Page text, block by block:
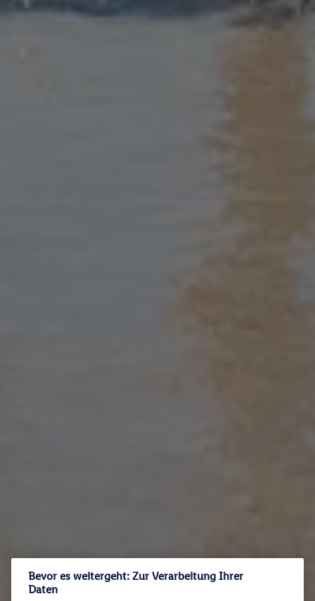
Bevor es weitergeht: Zur Verarbeitung Ihrer
Daten